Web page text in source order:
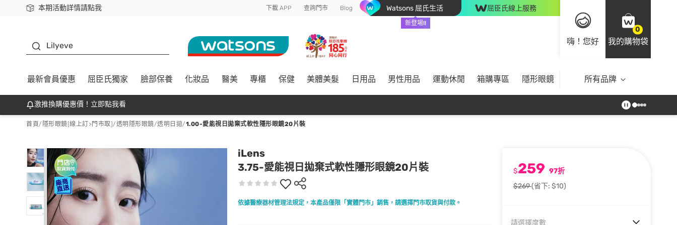
本期活動詳情請點我
下載app最高回饋$350 下載 APP 查詢門市 Blog Watsons 屈氏生活
新登場!!
屈臣氏線上服務
嗨！您好
0
我的購物袋
Lilyeve
最新會員優惠 屈臣氏獨家 臉部保養 化妝品 醫美 專櫃 保健 美體美髮 日用品 男性用品 運動休閒 箱購專區 隱形眼鏡 所有品牌
激推換購優惠價！立即點我看
首頁/ 隱形眼鏡[線上訂>門市取]/透明隱形眼鏡/透明日拋/1.00-愛能視日拋棄式軟性隱形眼鏡20片裝
iLens
3.75-愛能視日拋棄式軟性隱形眼鏡20片裝
依據醫療器材管理法規定，本產品僅限「實體門市」銷售，請選擇門市取貨與付款。
$259 97折
$269(省下: $10)
請選擇度數